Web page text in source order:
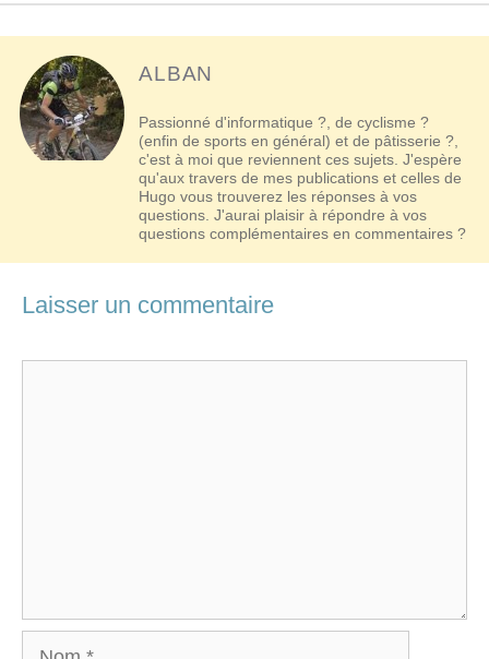
ALBAN
Passionné d'informatique ?, de cyclisme ?
(enfin de sports en général) et de pâtisserie ?,
c'est à moi que reviennent ces sujets. J'espère
qu'aux travers de mes publications et celles de
Hugo vous trouverez les réponses à vos
questions. J'aurai plaisir à répondre à vos
questions complémentaires en commentaires ?
Laisser un commentaire
Nom